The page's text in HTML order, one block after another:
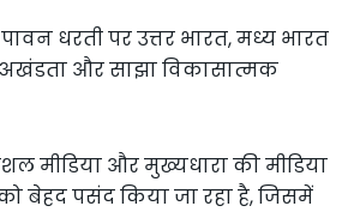
धरती पर उत्तर भारत, मध्य भारत
अखंडता और साझा विकासात्मक
मीडिया और मुख्यधारा की मीडिया
बेहद पसंद किया जा रहा है, जिसमें